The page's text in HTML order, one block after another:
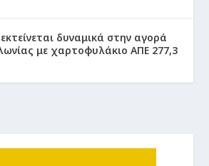
δυναμικά στην αγορά
με χαρτοφυλάκιο ΑΠΕ 277,3